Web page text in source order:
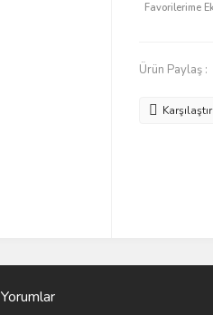
Ürün Paylaş :
Karşılaştır
Yorumlar